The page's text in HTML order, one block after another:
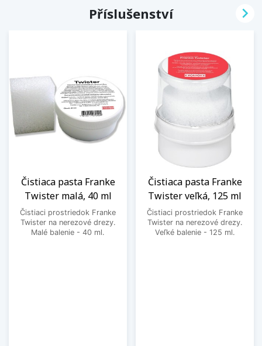
Příslušenství
Čistiaca pasta Franke
Twister malá, 40 ml
Čistiaci prostriedok Franke
Twister na nerezové drezy.
Malé balenie - 40 ml.
Čistiaca pasta Franke
Twister veľká, 125 ml
Čistiaci prostriedok Franke
Twister na nerezové drezy.
Veľké balenie - 125 ml.
